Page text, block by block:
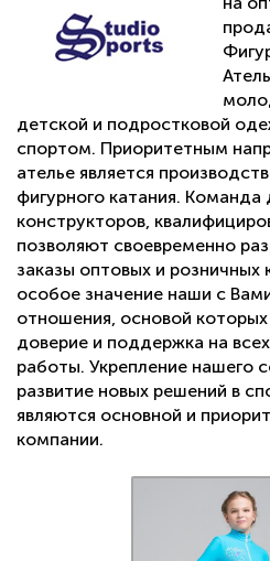
детской и подростковой
спортом. Приоритетным
ателье является
фигурного катания. Команда
конструкторов,
позволяют своевременно
заказы оптовых и розничных
особое значение наши с
отношения, основой
доверие и поддержка на
работы. Укрепление нашего
развитие новых решений в
являются основной и
компании.